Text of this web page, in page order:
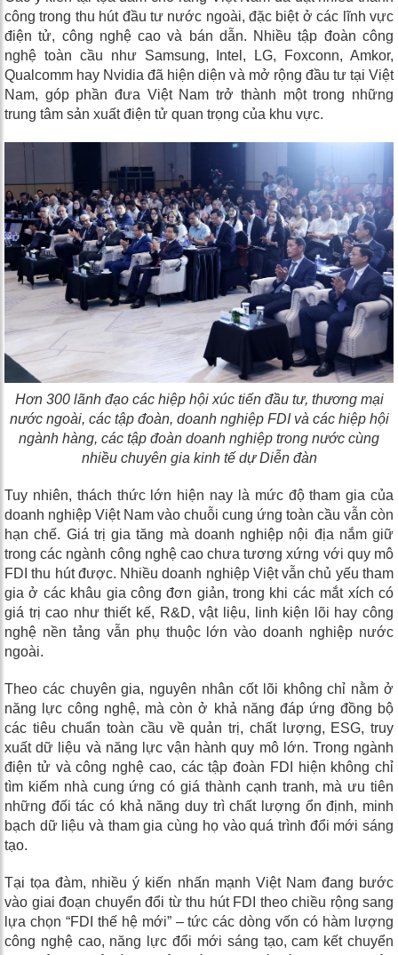
công trong thu hút đầu tư nước ngoài, đặc biệt ở các lĩnh vực
điện tử, công nghệ cao và bán dẫn. Nhiều tập đoàn công
nghệ toàn cầu như Samsung, Intel, LG, Foxconn, Amkor,
Qualcomm hay Nvidia đã hiện diện và mở rộng đầu tư tại Việt
Nam, góp phần đưa Việt Nam trở thành một trong những
trung tâm sản xuất điện tử quan trọng của khu vực.
Hơn 300 lãnh đạo các hiệp hội xúc tiến đầu tư, thương mại
nước ngoài, các tập đoàn, doanh nghiệp FDI và các hiệp hội
ngành hàng, các tập đoàn doanh nghiệp trong nước cùng
nhiều chuyên gia kinh tế dự Diễn đàn
Tuy nhiên, thách thức lớn hiện nay là mức độ tham gia của
doanh nghiệp Việt Nam vào chuỗi cung ứng toàn cầu vẫn còn
hạn chế. Giá trị gia tăng mà doanh nghiệp nội địa nắm giữ
trong các ngành công nghệ cao chưa tương xứng với quy mô
FDI thu hút được. Nhiều doanh nghiệp Việt vẫn chủ yếu tham
gia ở các khâu gia công đơn giản, trong khi các mắt xích có
giá trị cao như thiết kế, R&D, vật liệu, linh kiện lõi hay công
nghệ nền tảng vẫn phụ thuộc lớn vào doanh nghiệp nước
ngoài.
Theo các chuyên gia, nguyên nhân cốt lõi không chỉ nằm ở
năng lực công nghệ, mà còn ở khả năng đáp ứng đồng bộ
các tiêu chuẩn toàn cầu về quản trị, chất lượng, ESG, truy
xuất dữ liệu và năng lực vận hành quy mô lớn. Trong ngành
điện tử và công nghệ cao, các tập đoàn FDI hiện không chỉ
tìm kiếm nhà cung ứng có giá thành cạnh tranh, mà ưu tiên
những đối tác có khả năng duy trì chất lượng ổn định, minh
bạch dữ liệu và tham gia cùng họ vào quá trình đổi mới sáng
tạo.
Tại tọa đàm, nhiều ý kiến nhấn mạnh Việt Nam đang bước
vào giai đoạn chuyển đổi từ thu hút FDI theo chiều rộng sang
lựa chọn “FDI thế hệ mới” – tức các dòng vốn có hàm lượng
công nghệ cao, năng lực đổi mới sáng tạo, cam kết chuyển